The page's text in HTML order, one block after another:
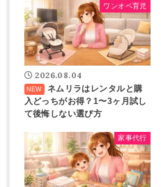
ワンオペ育児
2026.08.04
ネムリラはレンタルと購
入どっちがお得？1〜3ヶ月試し
て後悔しない選び方
家事代行